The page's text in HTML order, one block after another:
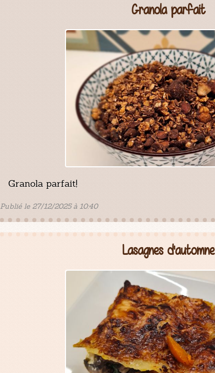
Granola parfait
Granola parfait!
Publié le 27/12/2025 à 10:40
Lasagnes d'automne